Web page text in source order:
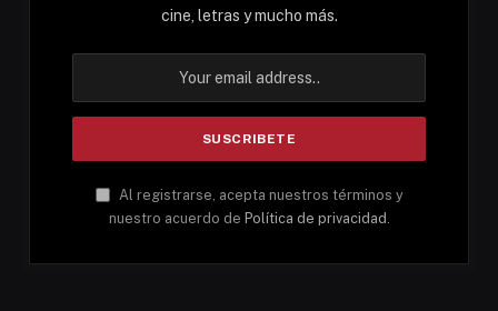
cine, letras y mucho más.
Al registrarse, acepta nuestros términos y
nuestro acuerdo de Política de privacidad